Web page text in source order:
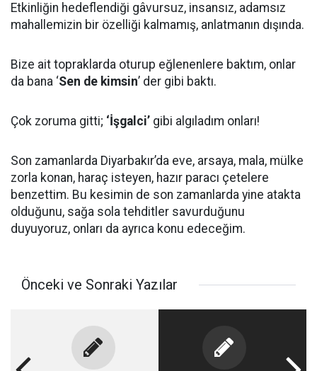
Etkinliğin hedeflendiği gâvursuz, insansız, adamsız
mahallemizin bir özelliği kalmamış, anlatmanın dışında.
Bize ait topraklarda oturup eğlenenlere baktım, onlar
da bana ‘Sen de kimsin’ der gibi baktı.
Çok zoruma gitti; ‘İşgalci’ gibi algıladım onları!
Son zamanlarda Diyarbakır’da eve, arsaya, mala, mülke
zorla konan, haraç isteyen, hazır paracı çetelere
benzettim. Bu kesimin de son zamanlarda yine atakta
olduğunu, sağa sola tehditler savurduğunu
duyuyoruz, onları da ayrıca konu edeceğim.
Önceki ve Sonraki Yazılar